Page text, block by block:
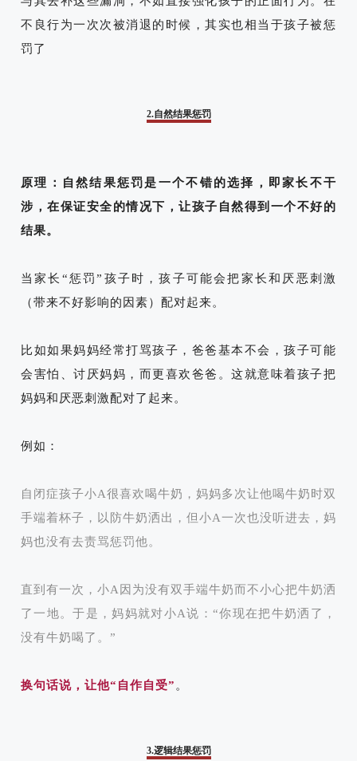
不良行为一次次被消退的时候，其实也相当于孩子被惩
罚了
2.自然结果惩罚
原理：自然结果惩罚是一个不错的选择，即家长不干
涉，在保证安全的情况下，让孩子自然得到一个不好的
结果。
当家长“惩罚”孩子时，孩子可能会把家长和厌恶刺激
（带来不好影响的因素）配对起来。
比如如果妈妈经常打骂孩子，爸爸基本不会，孩子可能
会害怕、讨厌妈妈，而更喜欢爸爸。这就意味着孩子把
妈妈和厌恶刺激配对了起来。
例如：
自闭症孩子小A很喜欢喝牛奶，妈妈多次让他喝牛奶时双
手端着杯子，以防牛奶洒出，但小A一次也没听进去，妈
妈也没有去责骂惩罚他。
直到有一次，小A因为没有双手端牛奶而不小心把牛奶洒
了一地。于是，妈妈就对小A说：“你现在把牛奶洒了，
没有牛奶喝了。”
换句话说，让他“自作自受” 。
3.逻辑结果惩罚